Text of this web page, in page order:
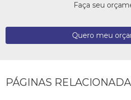
Faça seu
Quero meu
PÁGINAS